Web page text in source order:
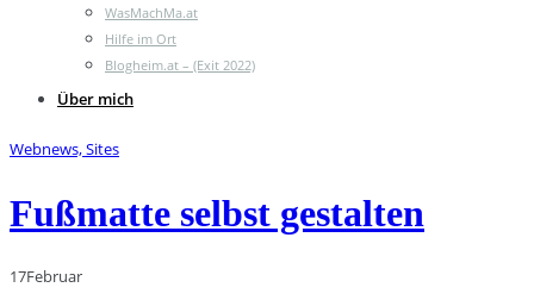
WasMachMa.at
Hilfe im Ort
Blogheim.at – (Exit 2022)
Über mich
Webnews, Sites
Fußmatte selbst gestalten
17Februar